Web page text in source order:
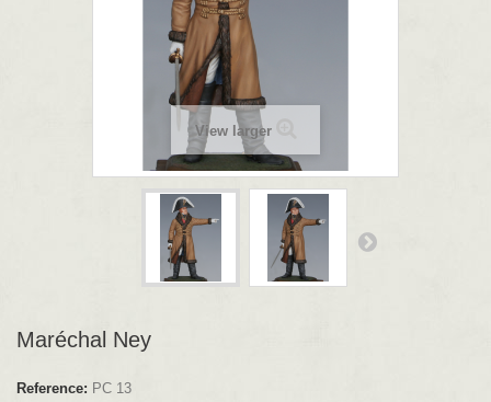
View larger
Maréchal Ney
Reference: PC 13